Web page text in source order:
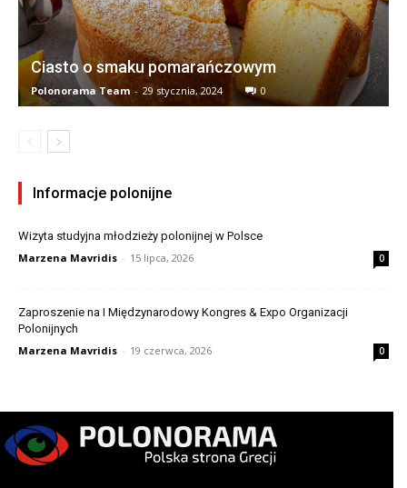
Ciasto o smaku pomarańczowym
Polonorama Team - 29 stycznia, 2024 0
Informacje polonijne
Wizyta studyjna młodzieży polonijnej w Polsce
Marzena Mavridis - 15 lipca, 2026 0
Zaproszenie na I Międzynarodowy Kongres & Expo Organizacji
Polonijnych
Marzena Mavridis - 19 czerwca, 2026 0